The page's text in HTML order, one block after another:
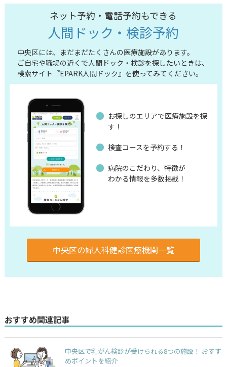
ネット予約・電話予約もできる
人間ドック・検診予約
中央区には、まだまだたくさんの医療施設があります。
ご自宅や職場の近くで人間ドック・検診を探したいときは、
検索サイト『EPARK人間ドック』を使ってみてください。
お探しのエリアで医療施設を探
す！
検査コースを予約する！
病院のこだわり、特徴が
わかる情報を多数掲載！
中央区の婦人科健診医療機関一覧
おすすめ関連記事
中央区で乳がん検診が受けられる8つの施設！ おすす
めポイントを紹介